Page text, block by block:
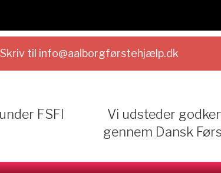
Skriv til info@aalborgførstehjælp.dk
FSFI​
Vi udsteder
gennem Dansk